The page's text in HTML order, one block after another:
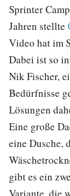
Sprinter
Jahren stellte
Video hat im
Dabei ist so
Nik Fischer,
Bedürfnisse
Lösungen
Eine große
eine Dusche,
gibt es ein
Variante, die